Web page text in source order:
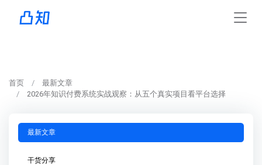
首页
最新文章
2026年知识付费系统实战观察：从五个真实项目看平台选择
最新文章
干货分享